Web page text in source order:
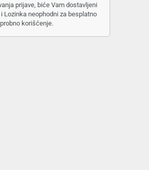
prijave, biće Vam dostavljeni
Lozinka neophodni za besplatno
probno korišćenje.